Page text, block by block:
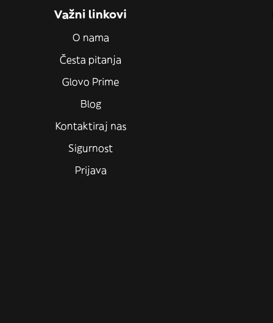
Važni linkovi
O nama
Česta pitanja
Glovo Prime
Blog
Kontaktiraj nas
Sigurnost
Prijava